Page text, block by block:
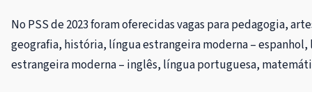
No PSS de 2023 foram oferecidas vagas para pedagogia,
geografia, história, língua estrangeira moderna –
estrangeira moderna – inglês, língua portuguesa,